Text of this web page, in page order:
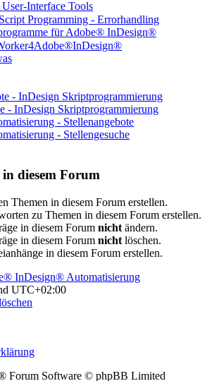
Interface Tools
Programming - Errorhandling
für Adobe® InDesign®
- InDesign Skriptprogrammierung
- InDesign Skriptprogrammierung
- Stellenangebote
- Stellengesuche
diesem Forum
Themen in diesem Forum erstellen.
zu Themen in diesem Forum erstellen.
in diesem Forum nicht ändern.
in diesem Forum nicht löschen.
in diesem Forum erstellen.
InDesign® Automatisierung
UTC+02:00
Forum Software © phpBB Limited